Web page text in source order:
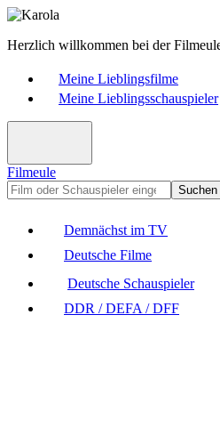
Herzlich willkommen bei der
Meine Lieblingsfilme
Meine Lieblingsschauspieler
Filmeule
Suchen
Demnächst im TV
Deutsche Filme
Deutsche Schauspieler
DDR / DEFA / DFF